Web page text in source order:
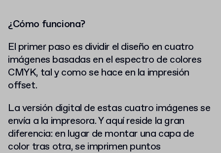
¿Cómo funciona?
El primer paso es dividir el diseño en cuatro
imágenes basadas en el espectro de colores
CMYK, tal y como se hace en la impresión
offset.
La versión digital de estas cuatro imágenes se
envía a la impresora. Y aquí reside la gran
diferencia: en lugar de montar una capa de
color tras otra, se imprimen puntos